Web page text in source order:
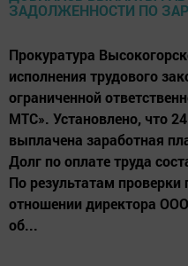
Прокуратура
исполнения трудового
ограниченной
МТС». Установлено, что
выплачена заработная
Долг по оплате труда
По результатам проверки
отношении директора
об...